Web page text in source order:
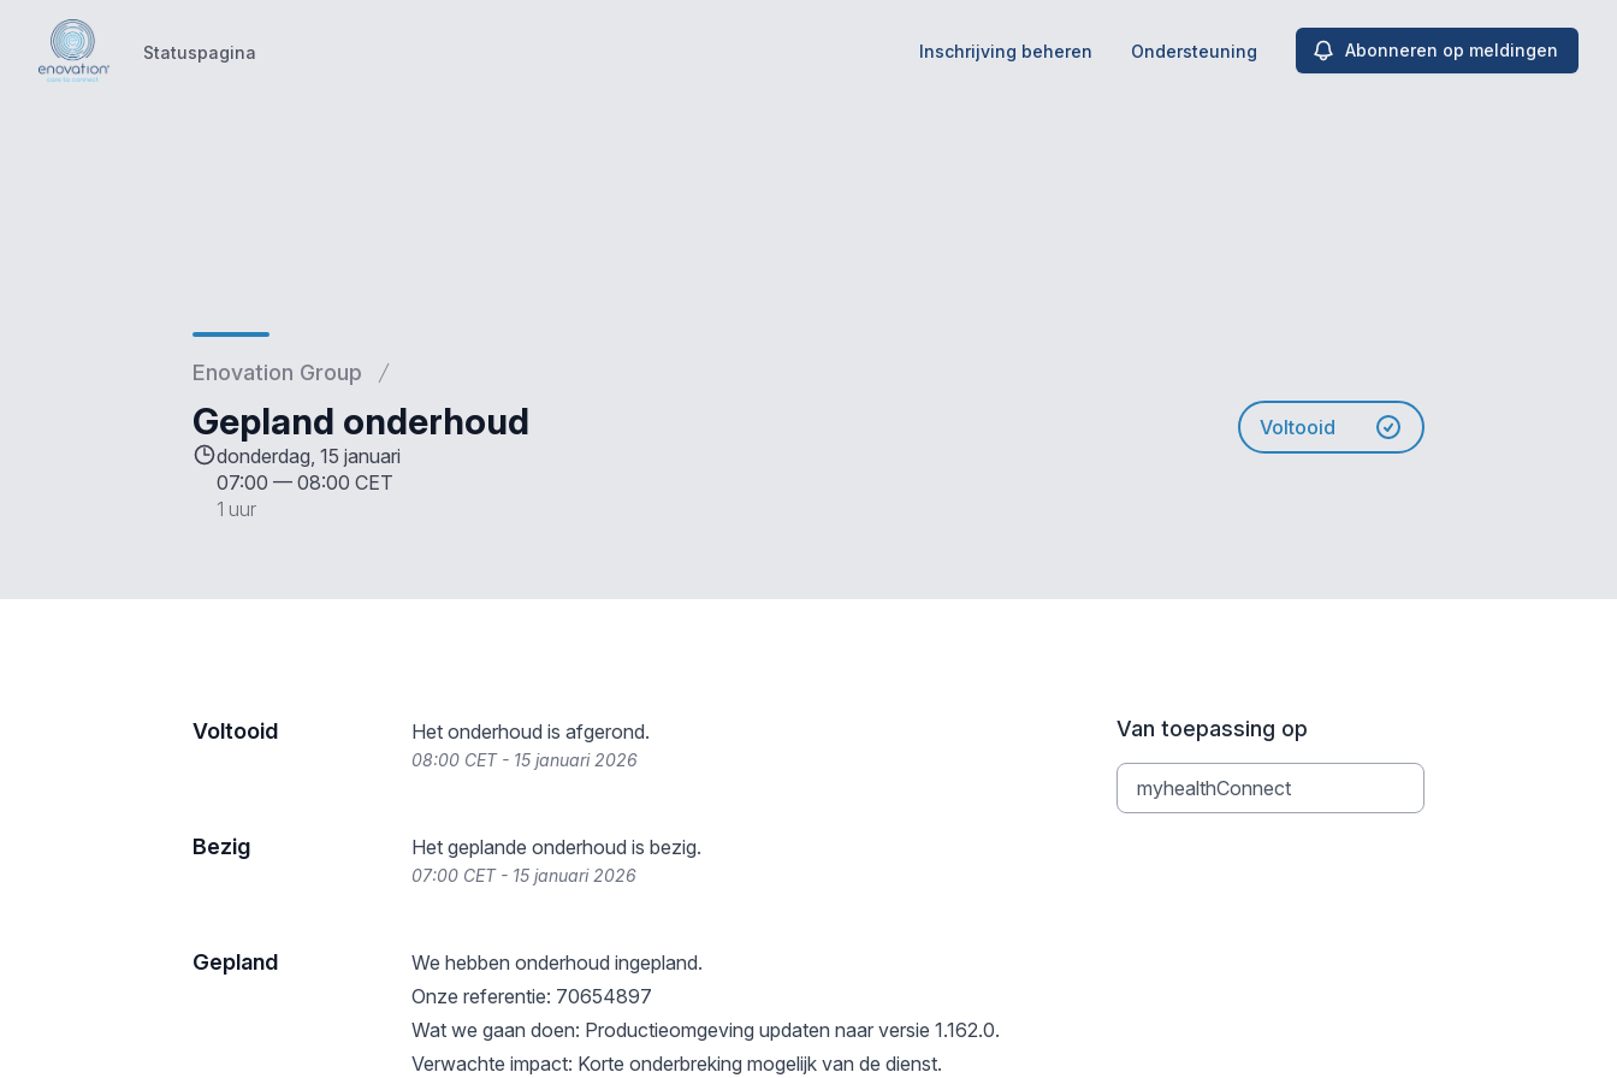
Statuspagina Inschrijving beheren Ondersteuning Abonneren op meldingen
Enovation Group
Gepland onderhoud
donderdag, 15 januari
07:00 — 08:00 CET
1 uur
Voltooid
Voltooid Het onderhoud is afgerond.
08:00 CET - 15 januari 2026
Bezig Het geplande onderhoud is bezig.
07:00 CET - 15 januari 2026
Gepland
We hebben onderhoud ingepland.
Onze referentie: 70654897
Wat we gaan doen: Productieomgeving updaten naar versie 1.162.0.
Verwachte impact: Korte onderbreking mogelijk van de dienst.
Van toepassing op
myhealthConnect